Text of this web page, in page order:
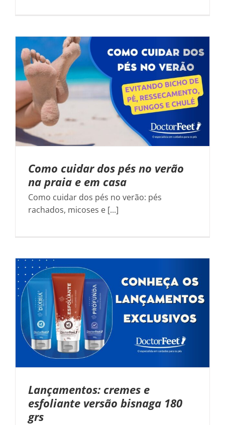
Como cuidar dos pés no verão
na praia e em casa
Como cuidar dos pés no verão: pés
rachados, micoses e [...]
Lançamentos: cremes e
esfoliante versão bisnaga 180
grs